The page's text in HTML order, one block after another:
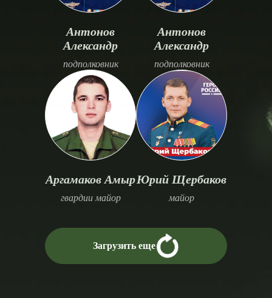
Антонов
Александр
подполковник
Антонов
Александр
подполковник
Аргамаков Амыр
гвардии майор
Юрий Щербаков
майор
Загрузить еще